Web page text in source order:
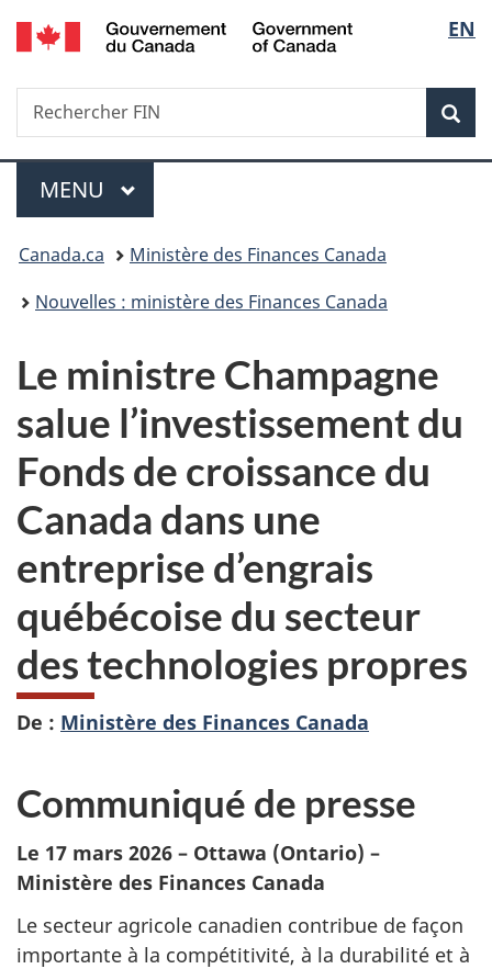
Passer
au
Passer
à
du
Passer
à
simplifiée
de
la
EN
Recherche
Rechercher
FIN
Menu
MENU PRINCIPAL
Vous
êtes
Canada.ca
Ministère des Finances Canada
Nouvelles : ministère des Finances Canada
Le ministre Champagne
salue l’investissement du
Fonds de croissance du
Canada dans une
entreprise d’engrais
québécoise du secteur
des technologies propres
De : Ministère des Finances Canada
Communiqué de presse
Le 17 mars 2026 – Ottawa (Ontario) –
Ministère des Finances Canada
Le secteur agricole canadien contribue de façon
importante à la compétitivité, à la durabilité et à